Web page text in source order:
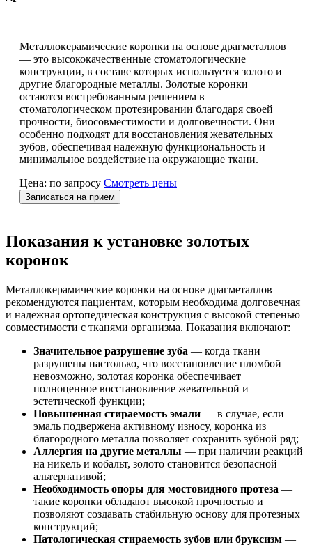
Металлокерамические коронки на основе драгметаллов
— это высококачественные стоматологические
конструкции, в составе которых используется золото и
другие благородные металлы. Золотые коронки
остаются востребованным решением в
стоматологическом протезировании благодаря своей
прочности, биосовместимости и долговечности. Они
особенно подходят для восстановления жевательных
зубов, обеспечивая надежную функциональность и
минимальное воздействие на окружающие ткани.
Цена: по запросу Смотреть цены
Записаться на прием
Показания к установке золотых
коронок
Металлокерамические коронки на основе драгметаллов
рекомендуются пациентам, которым необходима долговечная
и надежная ортопедическая конструкция с высокой степенью
совместимости с тканями организма. Показания включают:
Значительное разрушение зуба — когда ткани
разрушены настолько, что восстановление пломбой
невозможно, золотая коронка обеспечивает
полноценное восстановление жевательной и
эстетической функции;
Повышенная стираемость эмали — в случае, если
эмаль подвержена активному износу, коронка из
благородного металла позволяет сохранить зубной ряд;
Аллергия на другие металлы — при наличии реакций
на никель и кобальт, золото становится безопасной
альтернативой;
Необходимость опоры для мостовидного протеза —
такие коронки обладают высокой прочностью и
позволяют создавать стабильную основу для протезных
конструкций;
Патологическая стираемость зубов или бруксизм —